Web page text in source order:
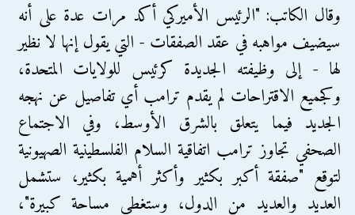
وقال الكاتب: "الرئيس الأميركي أكد مرات عدة على أنه
سيضيف مواهبه في عقد الصفقات - التي يقول إنها لا نظير
لها - إلى وظيفته الجديدة كرئيس للولايات المتحدة،
وكجميع الاقتراحات لم يقدم ترامب أي تفاصيل عن نهجه
الجديد فيما يتعلق بالشرق الأوسط، وفي الاجتماع
الصحفي تجاوز ترامب اتفاقية السلام الفلسطينية الصهيونية
لتوقع "صفقة أكبر بكثير وأكثر أهمية بكثير، ستشمل
العديد والعديد من الدول، وستغطي مساحة كبيرة"،